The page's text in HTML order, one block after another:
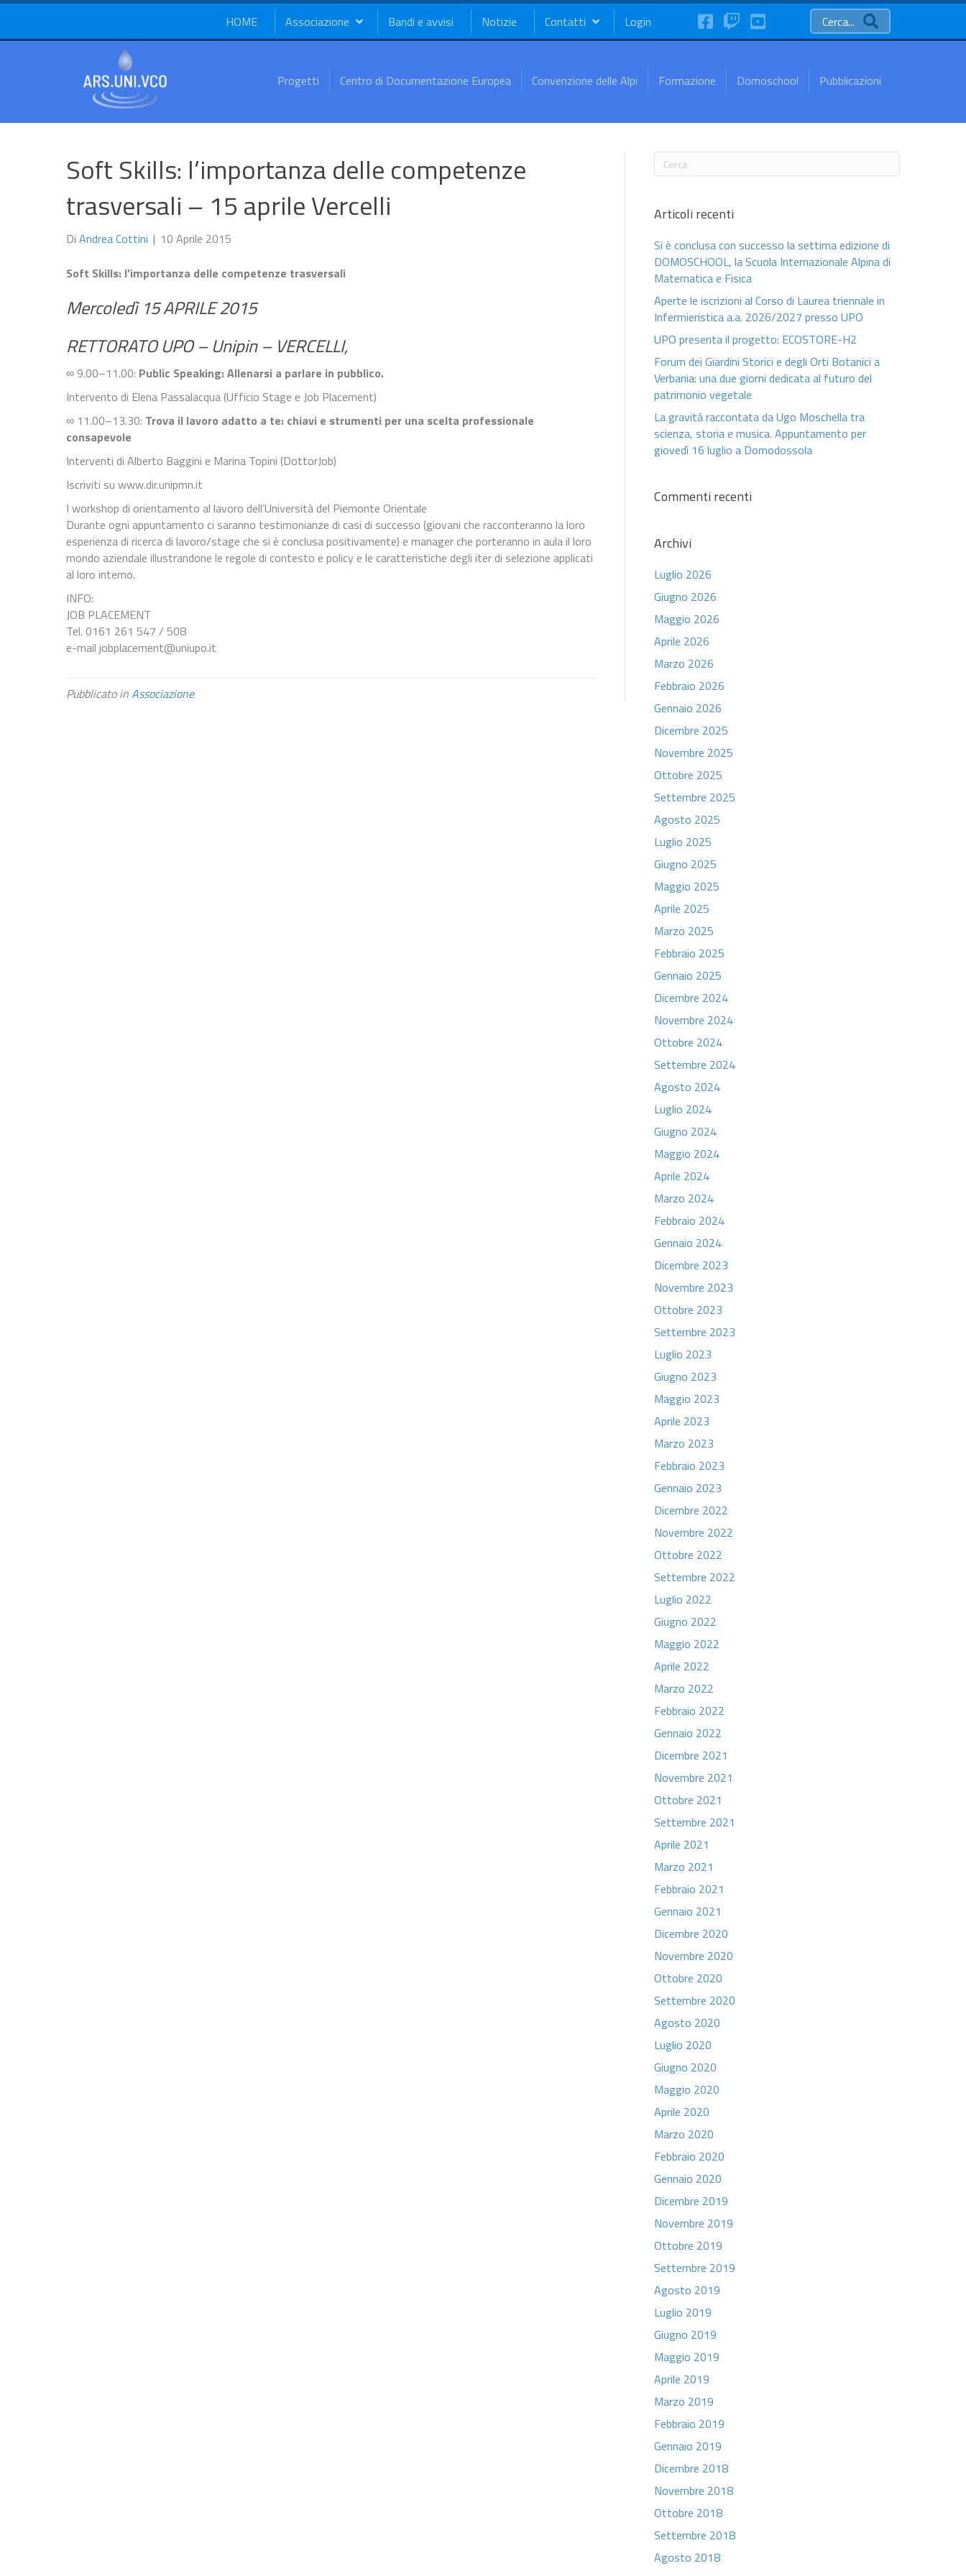
HOME Associazione Bandi e avvisi Notizie Contatti Login FaceBookTwitchYouTube Cerca...
Progetti Centro di Documentazione Europea Convenzione delle Alpi Formazione Domoschool Pubblicazioni
Soft Skills: l’importanza delle competenze
trasversali – 15 aprile Vercelli
Di Andrea Cottini | 10 Aprile 2015
Soft Skills: l’importanza delle competenze trasversali
Mercoledì 15 APRILE 2015
RETTORATO UPO – Unipin​ – VERCELLI,
∞ 9.00–11.00: Public Speaking: Allenarsi a parlare in pubblico.
Intervento di Elena Passalacqua (Ufficio Stage e Job Placement)
∞ 11.00–13.30: Trova il lavoro adatto a te: chiavi e strumenti per una scelta professionale
consapevole
Interventi di Alberto Baggini e Marina Topini (DottorJob)
Iscriviti su www.dir.unipmn.it
I workshop di orientamento al lavoro dell’Università del Piemonte Orientale
Durante ogni appuntamento ci saranno testimonianze di casi di successo (giovani che racconteranno la loro
esperienza di ricerca di lavoro/stage che si è conclusa positivamente) e manager che porteranno in aula il loro
mondo aziendale illustrandone le regole di contesto e policy e le caratteristiche degli iter di selezione applicati
al loro interno.
INFO:
JOB PLACEMENT
Tel. 0161 261 547 / 508
e-mail jobplacement@uniupo.it
Pubblicato inAssociazione
Articoli recenti
Si è conclusa con successo la settima edizione di
DOMOSCHOOL, la Scuola Internazionale Alpina di
Matematica e Fisica
Aperte le iscrizioni al Corso di Laurea triennale in
Infermieristica a.a. 2026/2027 presso UPO
UPO presenta il progetto: ECOSTORE-H2
Forum dei Giardini Storici e degli Orti Botanici a
Verbania: una due giorni dedicata al futuro del
patrimonio vegetale
La gravità raccontata da Ugo Moschella tra
scienza, storia e musica. Appuntamento per
giovedì 16 luglio a Domodossola
Commenti recenti
Archivi
Luglio 2026
Giugno 2026
Maggio 2026
Aprile 2026
Marzo 2026
Febbraio 2026
Gennaio 2026
Dicembre 2025
Novembre 2025
Ottobre 2025
Settembre 2025
Agosto 2025
Luglio 2025
Giugno 2025
Maggio 2025
Aprile 2025
Marzo 2025
Febbraio 2025
Gennaio 2025
Dicembre 2024
Novembre 2024
Ottobre 2024
Settembre 2024
Agosto 2024
Luglio 2024
Giugno 2024
Maggio 2024
Aprile 2024
Marzo 2024
Febbraio 2024
Gennaio 2024
Dicembre 2023
Novembre 2023
Ottobre 2023
Settembre 2023
Luglio 2023
Giugno 2023
Maggio 2023
Aprile 2023
Marzo 2023
Febbraio 2023
Gennaio 2023
Dicembre 2022
Novembre 2022
Ottobre 2022
Settembre 2022
Luglio 2022
Giugno 2022
Maggio 2022
Aprile 2022
Marzo 2022
Febbraio 2022
Gennaio 2022
Dicembre 2021
Novembre 2021
Ottobre 2021
Settembre 2021
Aprile 2021
Marzo 2021
Febbraio 2021
Gennaio 2021
Dicembre 2020
Novembre 2020
Ottobre 2020
Settembre 2020
Agosto 2020
Luglio 2020
Giugno 2020
Maggio 2020
Aprile 2020
Marzo 2020
Febbraio 2020
Gennaio 2020
Dicembre 2019
Novembre 2019
Ottobre 2019
Settembre 2019
Agosto 2019
Luglio 2019
Giugno 2019
Maggio 2019
Aprile 2019
Marzo 2019
Febbraio 2019
Gennaio 2019
Dicembre 2018
Novembre 2018
Ottobre 2018
Settembre 2018
Agosto 2018